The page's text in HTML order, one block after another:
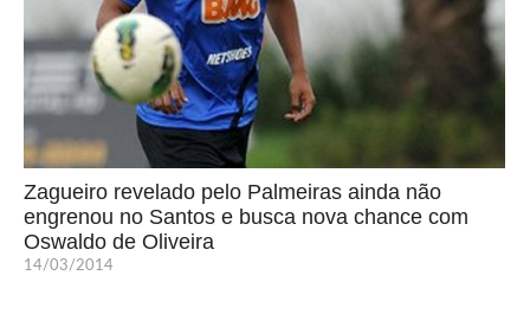
Zagueiro revelado pelo Palmeiras ainda não
engrenou no Santos e busca nova chance com
Oswaldo de Oliveira
14/03/2014